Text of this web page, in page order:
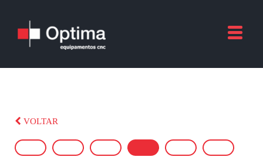
VOLTAR